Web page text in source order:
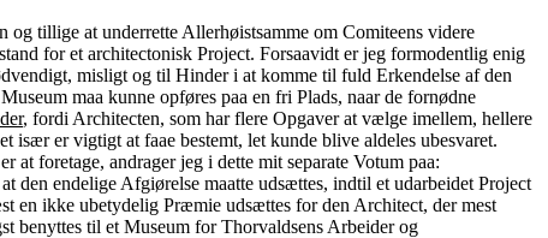
tillige at underrette Allerhøistsamme om Comiteens videre
for et architectonisk Project. Forsaavidt er jeg formodentlig enig
misligt og til Hinder i at komme til fuld Erkendelse af den
maa kunne opføres paa en fri Plads, naar de fornødne
, fordi Architecten, som har flere Opgaver at vælge imellem, hellere
er vigtigt at faae bestemt, let kunde blive aldeles ubesvaret.
foretage, andrager jeg i dette mit separate Votum paa:
den endelige Afgiørelse maatte udsættes, indtil et udarbeidet Project
en ikke ubetydelig Præmie udsættes for den Architect, der mest
benyttes til et Museum for Thorvaldsens Arbeider og